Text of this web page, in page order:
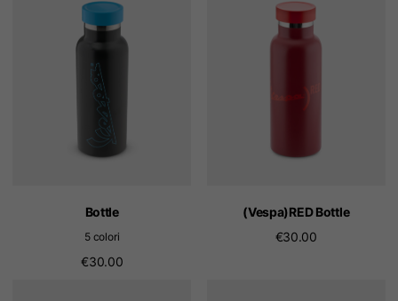
Bottle
5 colori
€30.00
(Vespa)RED Bottle
€30.00